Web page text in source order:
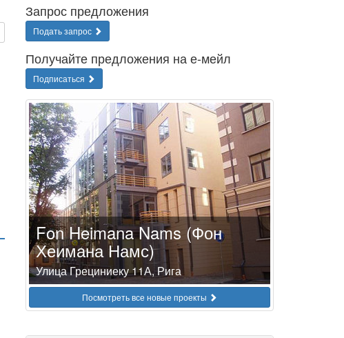
Запрос предложения
Подать запрос
Получайте предложения на е-мейл
Подписаться
Fon Heimana Nams (Фон
Хеимана Намс)
Улица Грециниеку 11А, Рига
Посмотреть все новые проекты